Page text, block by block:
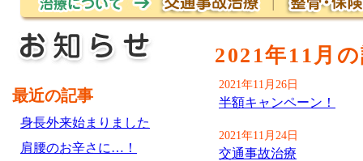
2021年11月
2021年11月26日
半額キャンペーン！
2021年11月24日
交通事故治療
最近の記事
身長外来始まりました
肩腰のお辛さに…！